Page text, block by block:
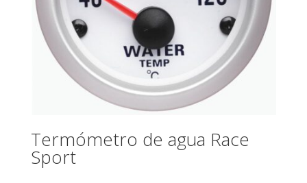
Termómetro de agua Race
Sport